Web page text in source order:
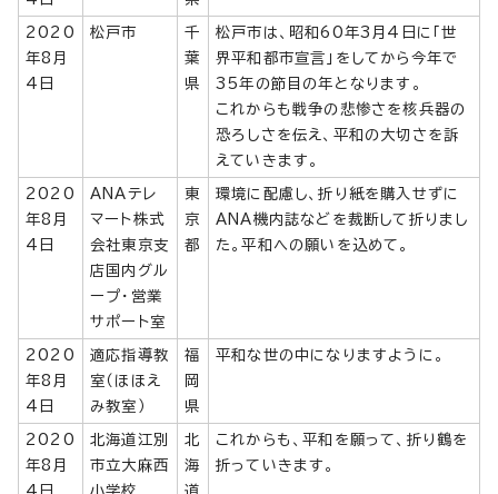
2020
年8月
4日
松戸市
千
葉
県
松戸市は、昭和60年3月4日に「世
界平和都市宣言」をしてから今年で
35年の節目の年となります。
これからも戦争の悲惨さを核兵器の
恐ろしさを伝え、平和の大切さを訴
えていきます。
2020
年8月
4日
ANAテレ
マート株式
会社東京支
店国内グル
ープ・営業
サポート室
東
京
都
環境に配慮し、折り紙を購入せずに
ANA機内誌などを裁断して折りまし
た。平和への願いを込めて。
2020
年8月
4日
適応指導教
室（ほほえ
み教室）
福
岡
県
平和な世の中になりますように。
2020
年8月
4日
北海道江別
市立大麻西
小学校
北
海
道
これからも、平和を願って、折り鶴を
折っていきます。